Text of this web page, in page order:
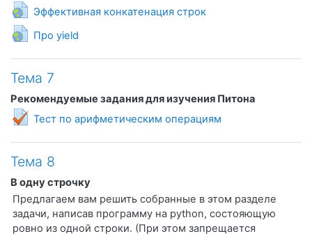
Эффективная конкатенация строкГиперссылка
Про yieldГиперссылка
Тема 7
Рекомендуемые задания для изучения Питона
Тест по арифметическим операциям
Тема 8
В одну строчку
Предлагаем вам решить собранные в этом разделе
задачи, написав программу на python, состояющую
ровно из одной строки. (При этом запрещается